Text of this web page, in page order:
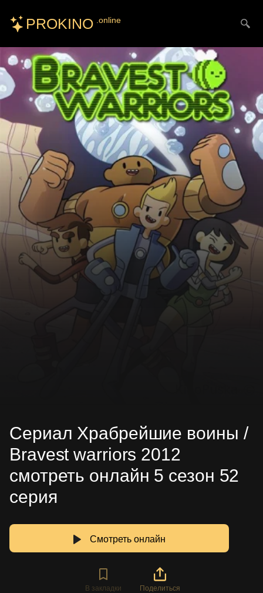
PROKINO .online
Искать
Сериал Храбрейшие воины /
Bravest warriors 2012
смотреть онлайн 5 сезон 52
серия
Смотреть онлайн
В закладки Поделиться